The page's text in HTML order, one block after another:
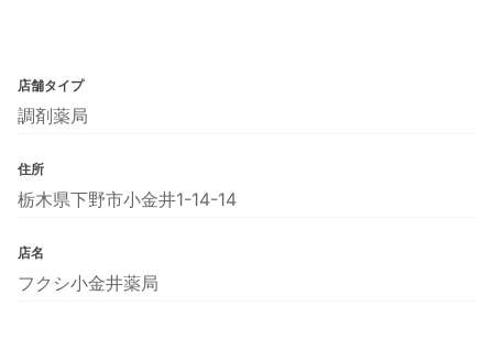
店舗タイプ
調剤薬局
住所
栃木県下野市小金井1-14-14
店名
フクシ小金井薬局